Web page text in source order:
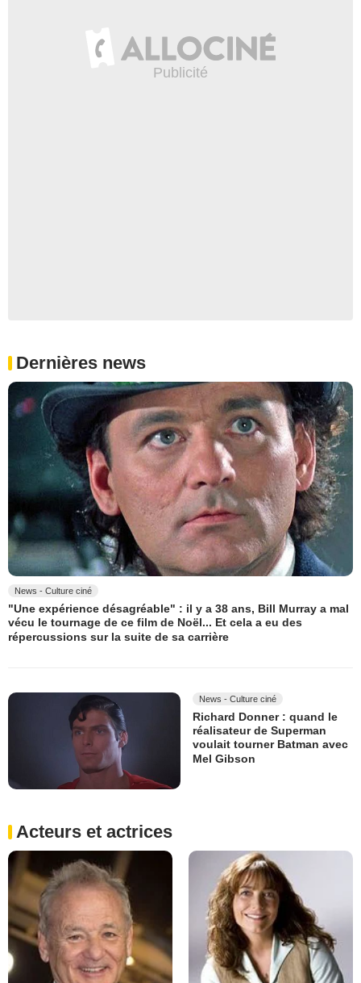
Dernières news
News - Culture ciné
"Une expérience désagréable" : il y a 38 ans, Bill Murray a mal
vécu le tournage de ce film de Noël... Et cela a eu des
répercussions sur la suite de sa carrière
News - Culture ciné
Richard Donner : quand le
réalisateur de Superman
voulait tourner Batman avec
Mel Gibson
Acteurs et actrices